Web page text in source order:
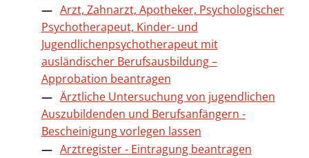
Arzt, Zahnarzt, Apotheker, Psychologischer
Psychotherapeut, Kinder- und
Jugendlichenpsychotherapeut mit
ausländischer Berufsausbildung –
Approbation beantragen
Ärztliche Untersuchung von jugendlichen
Auszubildenden und Berufsanfängern -
Bescheinigung vorlegen lassen
Arztregister - Eintragung beantragen